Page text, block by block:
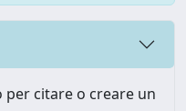
citare o creare un